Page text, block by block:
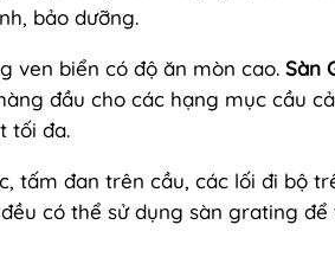
bảo dưỡng.
ven biển có độ ăn mòn cao. Sàn
đầu cho các hạng mục cầu
tối đa.
tấm đan trên cầu, các lối đi bộ
có thể sử dụng sàn grating để